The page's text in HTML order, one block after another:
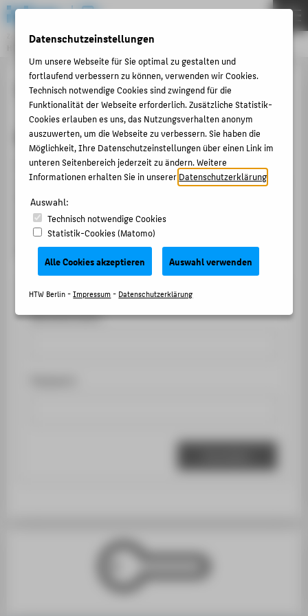
Zentraleinrichtung
HOCHSCHULRECHENZENTRUM
Menu
Intern
Benutzeranmeldung
Die von Ihnen angeforderte Ressource ist vor
unbefugtem Zugriff geschützt. Um den Zugriff auf diese
Ressource zu erhalten, müssen Sie sich mit dem
Anmeldeformular auf dieser Seite am Server anmelden.
Verwenden Sie dazu bitte Ihren
Benutzernamen bitteohne@htw-berlin.de angeben.
Benutzername:
THEMEN
PORTFOLIO
ANLEITUNGEN
ACCOUNT-PORTAL
INTERN
KONTAKT
BELIEBTE SEITEN
DIGITALE DIENSTE
SERVICE
Datenschutzeinstellungen
Um unsere Webseite für Sie optimal zu gestalten und
fortlaufend verbessern zu können, verwenden wir Cookies.
Technisch notwendige Cookies sind zwingend für die
Funktionalität der Webseite erforderlich. Zusätzliche Statistik-
Cookies erlauben es uns, das Nutzungsverhalten anonym
auszuwerten, um die Webseite zu verbessern. Sie haben die
Möglichkeit, Ihre Datenschutzeinstellungen über einen Link im
unteren Seitenbereich jederzeit zu ändern. Weitere
Informationen erhalten Sie in unsererDatenschutzerklärung
Auswahl:
Technisch notwendige Cookies
Statistik-Cookies (Matomo)
Alle Cookies akzeptieren Auswahl verwenden
HTW Berlin -Impressum- Datenschutzerklärung